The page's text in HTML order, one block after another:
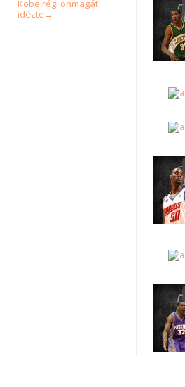
Kobe régi önmagát
idézte →